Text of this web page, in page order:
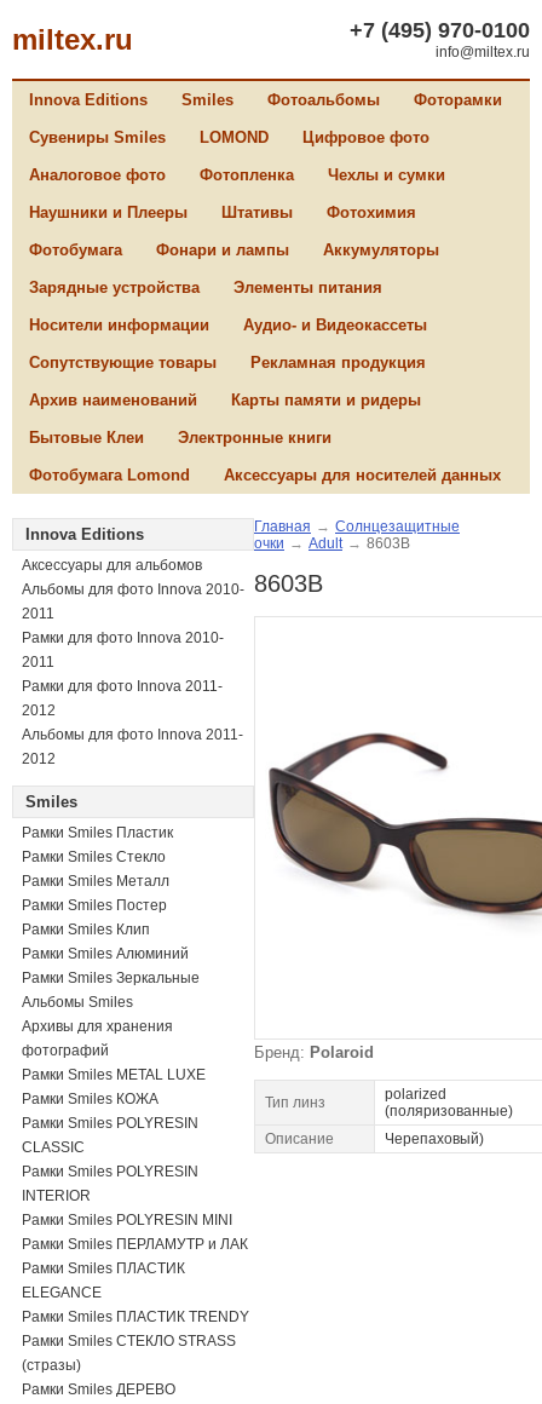
miltex.ru +7 (495) 970-0100
info@miltex.ru
Innova Editions Smiles Фотоальбомы Фоторамки
Сувениры Smiles LOMOND Цифровое фото
Аналоговое фото Фотопленка Чехлы и сумки
Наушники и Плееры Штативы Фотохимия
Фотобумага Фонари и лампы Аккумуляторы
Зарядные устройства Элементы питания
Носители информации Аудио- и Видеокассеты
Сопутствующие товары Рекламная продукция
Архив наименований Карты памяти и ридеры
Бытовые Клеи Электронные книги
Фотобумага Lomond Аксессуары для носителей данных
Innova Editions
Аксессуары для альбомов
Альбомы для фото Innova 2010-
2011
Рамки для фото Innova 2010-
2011
Рамки для фото Innova 2011-
2012
Альбомы для фото Innova 2011-
2012
Smiles
Рамки Smiles Пластик
Рамки Smiles Стекло
Рамки Smiles Металл
Рамки Smiles Постер
Рамки Smiles Клип
Рамки Smiles Алюминий
Рамки Smiles Зеркальные
Альбомы Smiles
Архивы для хранения
фотографий
Рамки Smiles METAL LUXE
Рамки Smiles КОЖА
Рамки Smiles POLYRESIN
CLASSIC
Рамки Smiles POLYRESIN
INTERIOR
Рамки Smiles POLYRESIN MINI
Рамки Smiles ПЕРЛАМУТР и ЛАК
Рамки Smiles ПЛАСТИК
ELEGANCE
Рамки Smiles ПЛАСТИК TRENDY
Рамки Smiles СТЕКЛО STRASS
(стразы)
Рамки Smiles ДЕРЕВО
Главная → Солнцезащитные
очки → Adult → 8603B
8603B
Бренд: Polaroid
Тип линз
polarized
(поляризованные)
Описание
Черепаховый)